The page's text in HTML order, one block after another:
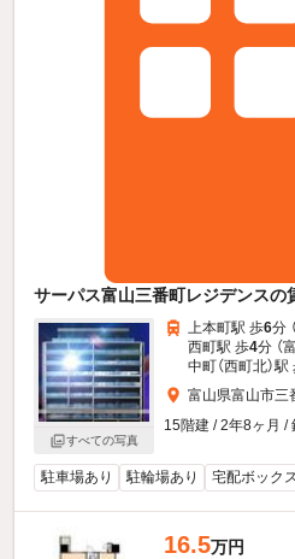
サーパス富山三番町レジデンスの
すべての写真
上本町駅 歩6分
西町駅 歩4分 （
中町（西町北）駅
富山県富山市三
15階建 / 2年8ヶ月 /
駐車場あり 駐輪場あり 宅配ボックス
16.5万円